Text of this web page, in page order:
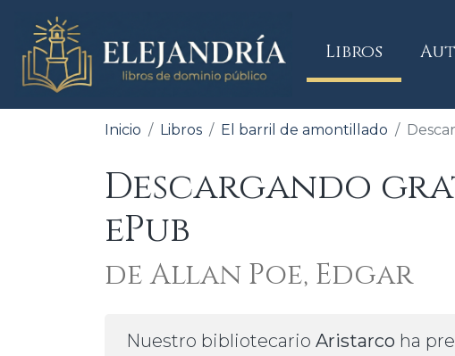
Libros
Inicio Libros El barril de amontillado
Descargando
ePub
de Allan Poe, Edgar
Nuestro bibliotecario Aristarco ha